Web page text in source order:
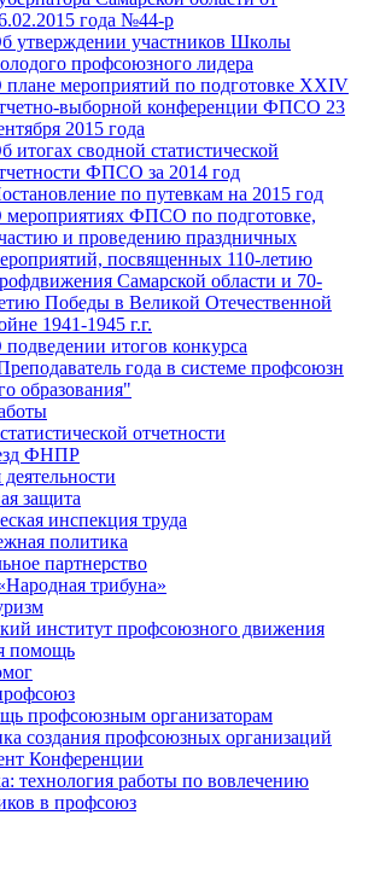
года №44-р
утверждении участников Школы
профсоюзного лидера
мероприятий по подготовке XXIV
выборной конференции ФПСО 23
2015 года
итогах сводной статистической
ФПСО за 2014 год
по путевкам на 2015 год
мероприятиях ФПСО по подготовке,
и проведению праздничных
посвященных 110-летию
Самарской области и 70-
Победы в Великой Отечественной
1941-1945 г.г.
итогов конкурса
года в системе профсоюзн
образования"
отчетности
ФНПР
защита
инспекция труда
политика
партнерство
трибуна»
институт профсоюзного движения
помощь
профсоюзным организаторам
создания профсоюзных организаций
Конференции
технология работы по вовлечению
в профсоюз